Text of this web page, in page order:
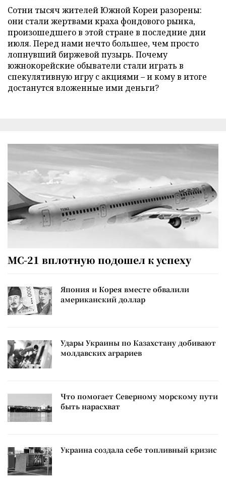
Сотни тысяч жителей Южной Кореи разорены:
они стали жертвами краха фондового рынка,
произошедшего в этой стране в последние дни
июля. Перед нами нечто большее, чем просто
лопнувший биржевой пузырь. Почему
южнокорейские обыватели стали играть в
спекулятивную игру с акциями – и кому в итоге
достанутся вложенные ими деньги?
МС-21 вплотную подошел к успеху
Япония и Корея вместе обвалили
американский доллар
Удары Украины по Казахстану добивают
молдавских аграриев
Что помогает Северному морскому пути
быть нарасхват
Украина создала себе топливный кризис